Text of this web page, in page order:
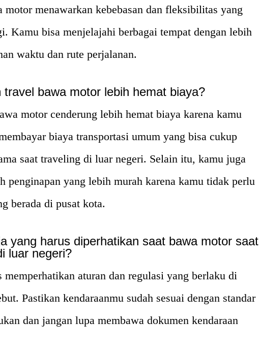
motor menawarkan kebebasan dan fleksibilitas yang
Kamu bisa menjelajahi berbagai tempat dengan lebih
waktu dan rute perjalanan.
travel bawa motor lebih hemat biaya?
motor cenderung lebih hemat biaya karena kamu
biaya transportasi umum yang bisa cukup
saat traveling di luar negeri. Selain itu, kamu juga
penginapan yang lebih murah karena kamu tidak perlu
berada di pusat kota.
yang harus diperhatikan saat bawa motor saat
luar negeri?
memperhatikan aturan dan regulasi yang berlaku di
Pastikan kendaraanmu sudah sesuai dengan standar
dan jangan lupa membawa dokumen kendaraan